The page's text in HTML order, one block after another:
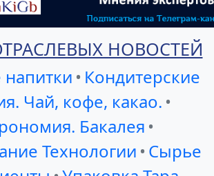
НОВОСТЕЙ
• Кондитерские
Чай, кофе, какао. •
Бакалея •
Технологии • Сырье